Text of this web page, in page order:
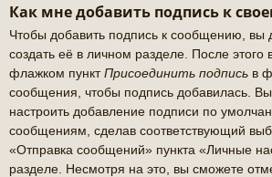
Как мне добавить подпись к
Чтобы добавить подпись к сообщению, вы
создать её в личном разделе. После этого
флажком пунктПрисоединить подпись в
сообщения, чтобы подпись добавилась.
настроить добавление подписи по
сообщениям, сделав соответствующий
«Отправка сообщений» пункта «Личные
разделе. Несмотря на это, вы сможете